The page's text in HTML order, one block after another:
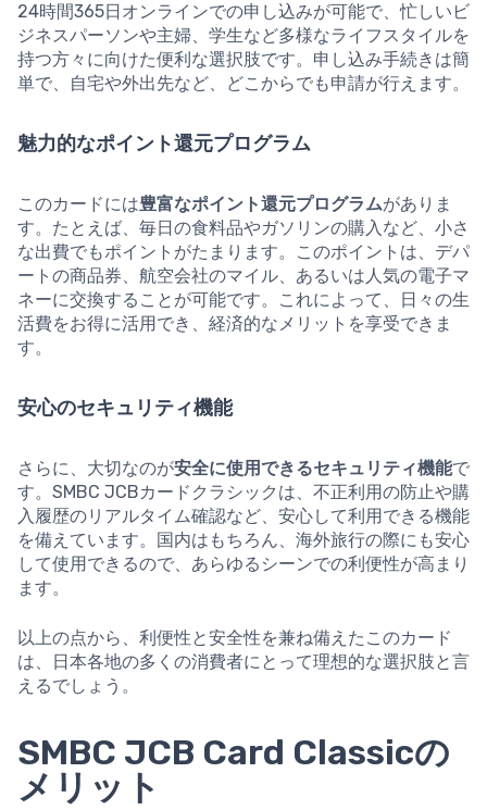
24時間365日オンラインでの申し込みが可能で、忙しいビ
ジネスパーソンや主婦、学生など多様なライフスタイルを
持つ方々に向けた便利な選択肢です。申し込み手続きは簡
単で、自宅や外出先など、どこからでも申請が行えます。
魅力的なポイント還元プログラム
このカードには豊富なポイント還元プログラムがありま
す。たとえば、毎日の食料品やガソリンの購入など、小さ
な出費でもポイントがたまります。このポイントは、デパ
ートの商品券、航空会社のマイル、あるいは人気の電子マ
ネーに交換することが可能です。これによって、日々の生
活費をお得に活用でき、経済的なメリットを享受できま
す。
安心のセキュリティ機能
さらに、大切なのが安全に使用できるセキュリティ機能で
す。SMBC JCBカードクラシックは、不正利用の防止や購
入履歴のリアルタイム確認など、安心して利用できる機能
を備えています。国内はもちろん、海外旅行の際にも安心
して使用できるので、あらゆるシーンでの利便性が高まり
ます。
以上の点から、利便性と安全性を兼ね備えたこのカード
は、日本各地の多くの消費者にとって理想的な選択肢と言
えるでしょう。
SMBC JCB Card Classicの
メリット